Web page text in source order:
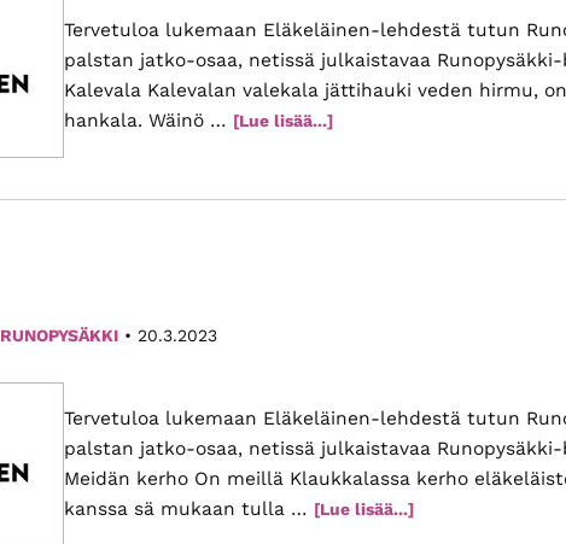
Tervetuloa lukemaan Eläkeläinen-lehdestä tutun
palstan jatko-osaa, netissä julkaistavaa Runopysäkki-
Kalevala Kalevalan valekala jättihauki veden hirmu,
hankala. Wäinö … [Lue lisää...]tietoaUutta,
RUNOPYSÄKKI • 20.3.2023
Tervetuloa lukemaan Eläkeläinen-lehdestä tutun
palstan jatko-osaa, netissä julkaistavaa Runopysäkki-
Meidän kerho On meillä Klaukkalassa kerho
kanssa sä mukaan tulla … [Lue lisää...]tietoaHetkiä